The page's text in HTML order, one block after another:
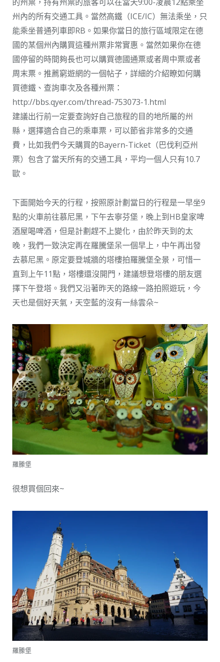
州內的所有交通工具。當然高鐵（ICE/IC）無法乘坐，只
能乘坐普通列車即RB。如果你當日的旅行區域限定在德
國的某個州內購買這種州票非常實惠。當然如果你在德
國停留的時間夠長也可以購買德國通票或者周中票或者
周末票。推薦窮遊網的一個帖子，詳細的介紹瞭如何購
買德鐵、查詢車次及各種州票：
http://bbs.qyer.com/thread-753073-1.html
建議出行前一定要查詢好自己旅程的目的地所屬的州
縣，選擇適合自己的乘車票，可以節省非常多的交通
費，比如我們今天購買的Bayern-Ticket（巴伐利亞州
票）包含了當天所有的交通工具，平均一個人只有10.7
歐。
下面開始今天的行程，按照原計劃當日的行程是一早坐9
點的火車前往慕尼黑，下午去寧芬堡，晚上到HB皇家啤
酒屋喝啤酒，但是計劃趕不上變化，由於昨天到的太
晚，我們一致決定再在羅騰堡呆一個早上，中午再出發
去慕尼黑。原定要登城牆的塔樓拍羅騰堡全景，可惜一
直到上午11點，塔樓還沒開門，建議想登塔樓的朋友選
擇下午登塔。我們又沿著昨天的路線一路拍照遊玩，今
天也是個好天氣，天空藍的沒有一絲雲朵~
羅縢堡
很想買個回來~
羅縢堡